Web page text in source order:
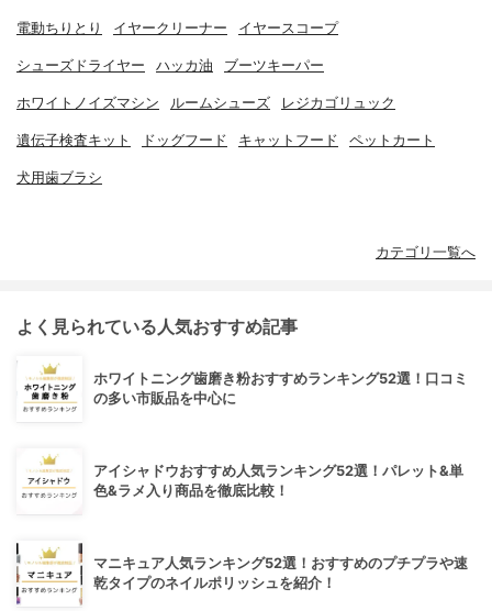
電動ちりとり イヤークリーナー イヤースコープ
シューズドライヤー ハッカ油 ブーツキーパー
ホワイトノイズマシン ルームシューズ レジカゴリュック
遺伝子検査キット ドッグフード キャットフード ペットカート
犬用歯ブラシ
カテゴリ一覧へ
よく見られている人気おすすめ記事
ホワイトニング歯磨き粉おすすめランキング52選！口コミ
の多い市販品を中心に
アイシャドウおすすめ人気ランキング52選！パレット&単
色&ラメ入り商品を徹底比較！
マニキュア人気ランキング52選！おすすめのプチプラや速
乾タイプのネイルポリッシュを紹介！